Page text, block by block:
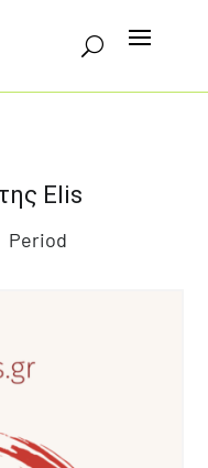
Elis
Period